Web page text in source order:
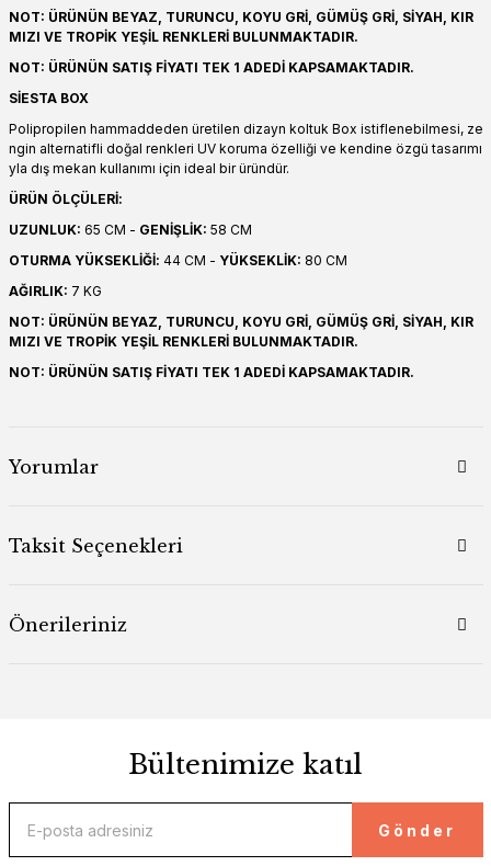
NOT: ÜRÜNÜN BEYAZ, TURUNCU, KOYU GRİ, GÜMÜŞ GRİ, SİYAH, KIR
MIZI VE TROPİK YEŞİL RENKLERİ BULUNMAKTADIR.
NOT: ÜRÜNÜN SATIŞ FİYATI TEK 1 ADEDİ KAPSAMAKTADIR.
SİESTA BOX
Polipropilen hammaddeden üretilen dizayn koltuk Box istiflenebilmesi, ze
ngin alternatifli doğal renkleri UV koruma özelliği ve kendine özgü tasarımı
yla dış mekan kullanımı için ideal bir üründür.
ÜRÜN ÖLÇÜLERİ:
UZUNLUK: 65 CM - GENİŞLİK: 58 CM
OTURMA YÜKSEKLİĞİ: 44 CM - YÜKSEKLİK: 80 CM
AĞIRLIK: 7 KG
NOT: ÜRÜNÜN BEYAZ, TURUNCU, KOYU GRİ, GÜMÜŞ GRİ, SİYAH, KIR
MIZI VE TROPİK YEŞİL RENKLERİ BULUNMAKTADIR.
NOT: ÜRÜNÜN SATIŞ FİYATI TEK 1 ADEDİ KAPSAMAKTADIR.
Yorumlar
Taksit Seçenekleri
Önerileriniz
Bültenimize katıl
Gönder